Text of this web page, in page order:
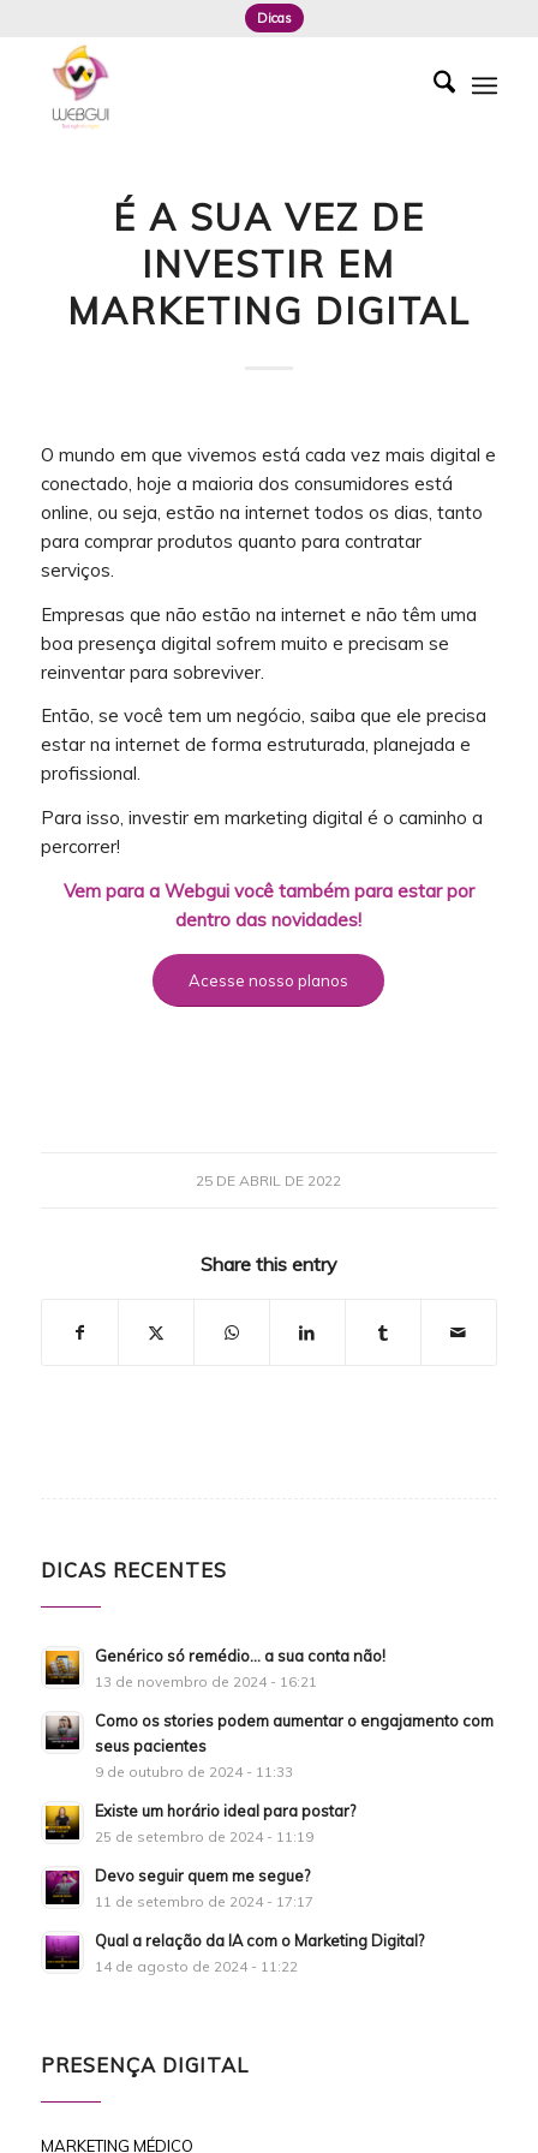
Dicas
É A SUA VEZ DE
INVESTIR EM
MARKETING DIGITAL
O mundo em que vivemos está cada vez mais digital e
conectado, hoje a maioria dos consumidores está
online, ou seja, estão na internet todos os dias, tanto
para comprar produtos quanto para contratar
serviços.
Empresas que não estão na internet e não têm uma
boa presença digital sofrem muito e precisam se
reinventar para sobreviver.
Então, se você tem um negócio, saiba que ele precisa
estar na internet de forma estruturada, planejada e
profissional.
Para isso, investir em marketing digital é o caminho a
percorrer!
Vem para a Webgui você também para estar por
dentro das novidades!
Acesse nosso planos
25 DE ABRIL DE 2022
Share this entry
DICAS RECENTES
Genérico só remédio… a sua conta não!
13 de novembro de 2024 - 16:21
Como os stories podem aumentar o engajamento com
seus pacientes
9 de outubro de 2024 - 11:33
Existe um horário ideal para postar?
25 de setembro de 2024 - 11:19
Devo seguir quem me segue?
11 de setembro de 2024 - 17:17
Qual a relação da IA com o Marketing Digital?
14 de agosto de 2024 - 11:22
PRESENÇA DIGITAL
MARKETING MÉDICO